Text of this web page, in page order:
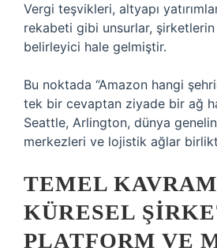
Vergi teşvikleri, altyapı
rekabeti gibi unsurlar,
belirleyici hale gelmiştir.
Bu noktada “Amazon hangi
tek bir cevaptan ziyade bir ağ
Seattle, Arlington, dünya
merkezleri ve lojistik ağlar
TEMEL
KÜRESEL
PLATFORM VE